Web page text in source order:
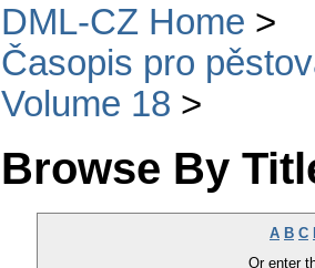
DML-CZ Home
Časopis pro
Volume 18
Browse By
A B C
Or enter